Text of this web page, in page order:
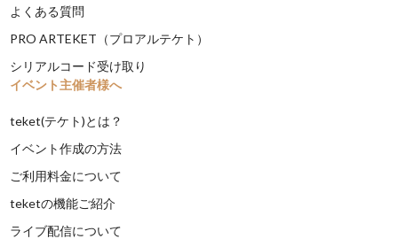
よくある質問
PRO ARTEKET（プロアルテケト）
シリアルコード受け取り
イベント主催者様へ
teket(テケト)とは？
イベント作成の方法
ご利用料金について
teketの機能ご紹介
ライブ配信について